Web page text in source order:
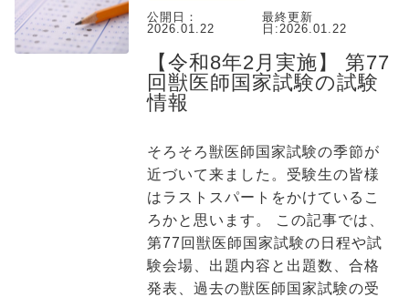
公開日：
2026.01.22
最終更新
日:2026.01.22
【令和8年2月実施】 第77
回獣医師国家試験の試験
情報
そろそろ獣医師国家試験の季節が
近づいて来ました。受験生の皆様
はラストスパートをかけているこ
ろかと思います。 この記事では、
第77回獣医師国家試験の日程や試
験会場、出題内容と出題数、合格
発表、過去の獣医師国家試験の受